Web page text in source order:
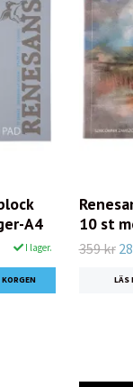
A4
I lager.
10 st
359 kr
LÄS